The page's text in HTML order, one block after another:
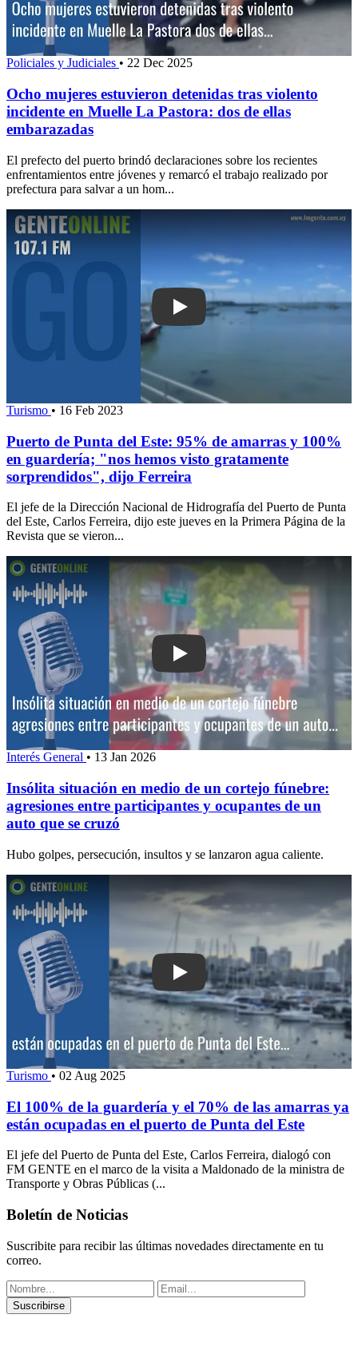
Policiales y Judiciales • 22 Dec 2025
Ocho mujeres estuvieron detenidas tras violento
incidente en Muelle La Pastora: dos de ellas
embarazadas
El prefecto del puerto brindó declaraciones sobre los recientes
enfrentamientos entre jóvenes y remarcó el trabajo realizado por
prefectura para salvar a un hom...
Play: Puerto de Punta del Este: 95%
Turismo • 16 Feb 2023
Puerto de Punta del Este: 95% de amarras y 100%
en guardería; "nos hemos visto gratamente
sorprendidos", dijo Ferreira
El jefe de la Dirección Nacional de Hidrografía del Puerto de Punta
del Este, Carlos Ferreira, dijo este jueves en la Primera Página de la
Revista que se vieron...
Play: Insólita situación en medio de
Interés General • 13 Jan 2026
Insólita situación en medio de un cortejo fúnebre:
agresiones entre participantes y ocupantes de un
auto que se cruzó
Hubo golpes, persecución, insultos y se lanzaron agua caliente.
Play: El 100% de la guardería y el
Turismo • 02 Aug 2025
El 100% de la guardería y el 70% de las amarras ya
están ocupadas en el puerto de Punta del Este
El jefe del Puerto de Punta del Este, Carlos Ferreira, dialogó con
FM GENTE en el marco de la visita a Maldonado de la ministra de
Transporte y Obras Públicas (...
Boletín de Noticias
Suscribite para recibir las últimas novedades directamente en tu
correo.
Suscribirse